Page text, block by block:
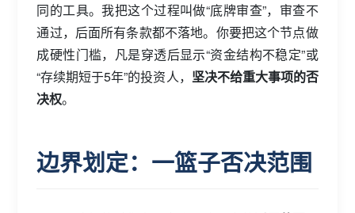
同的工具。我把这个过程叫做“底牌审查”，审查不
通过，后面所有条款都不落地。你要把这个节点做
成硬性门槛，凡是穿透后显示“资金结构不稳定”或
“存续期短于5年”的投资人， 坚决不给重大事项的否
决权。
边界划定：一篮子否决范围